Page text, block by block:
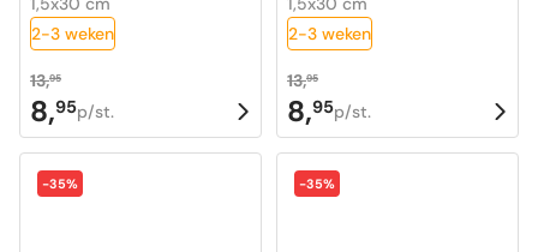
2-3 weken
13,95
Oorspronkelijke
prijs
was:
13,95.
8,95
Huidige
prijs
is:
8,95.
p/st.
2-3 weken
13,95
Oorspronkelijke
prijs
was:
13,95.
8,95
Huidige
prijs
is:
8,95.
p/st.
-35% -35%